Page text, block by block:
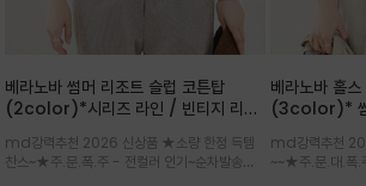
베라노바 썸머 리조트 슬럽 코튼탑
(2color)*시리즈 라인 / 빈티지 리조
는 가벼운 코튼 터치의 반팔 티셔츠입니
다
md강력추천 2026 신상품 ★소량 한정 득템
찬스~★주.문.폭.주 - 전컬러 인기~순차발송중
베라노바 홀
(3color)* 썸
의 미를 살려
감성을 담은
md강력추천
~~★주.문.대.폭.